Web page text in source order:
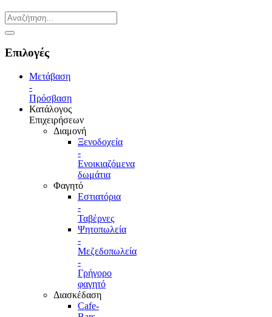
Επιλογές
Μετάβαση
-
Πρόσβαση
Κατάλογος
Επιχειρήσεων
Διαμονή
Ξενοδοχεία
-
Ενοικιαζόμενα
δωμάτια
Φαγητό
Εστιατόρια
-
Ταβέρνες
Ψητοπωλεία
-
Μεζεδοπωλεία
-
Γρήγορο
φαγητό
Διασκέδαση
Cafe-